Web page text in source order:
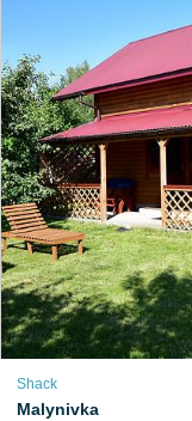
Shack
Malynivka